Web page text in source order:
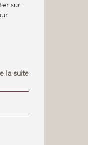
sur
la suite